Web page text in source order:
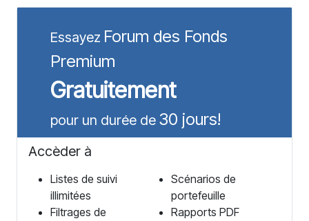
Essayez Forum des Fonds
Premium
Gratuitement
pour un durée de 30 jours!
Accèder à
Listes de suivi
illimitées
Filtrages de
Scénarios de
portefeuille
Rapports PDF